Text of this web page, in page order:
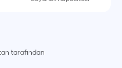
tarafından